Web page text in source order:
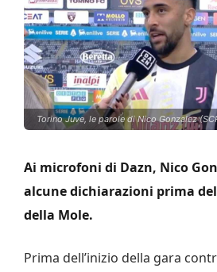
Torino Juve, le parole di Nico Gonzalez
Ai microfoni di Dazn, Nico
alcune dichiarazioni prima
della Mole.
Prima dell’inizio della gara